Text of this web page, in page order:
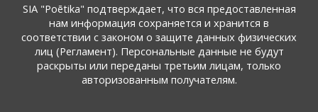
SIA "Poētika" подтверждает, что вся предоставленная
нам информация сохраняется и хранится в
соответствии с законом о защите данных физических
лиц (Регламент). Персональные данные не будут
раскрыты или переданы третьим лицам, только
авторизованным получателям.